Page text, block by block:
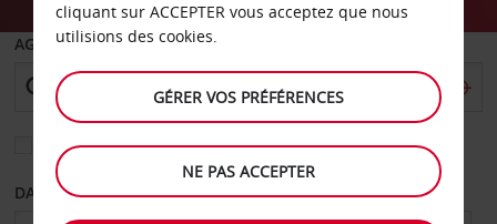
AGENCE DE DÉPART
Sélectionnez une autre agence de retour
DATE DE DÉPART DATE DE RETOUR
cliquant sur ACCEPTER vous acceptez que nous
utilisions des cookies.
GÉRER VOS PRÉFÉRENCES
NE PAS ACCEPTER